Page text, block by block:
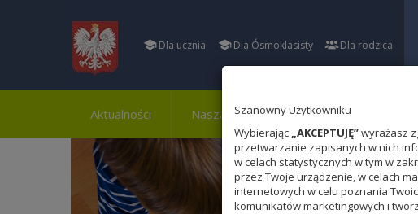
Szanowny Użytkowniku
Wybierając „AKCEPTUJĘ”wyrażasz
przetwarzanie zapisanych w nich
w celach statystycznych w tym w
przez Twoje urządzenie, w celach
internetowych w celu poznania
komunikatów marketingowych i
Dla ucznia Dla Ósmoklasisty Dla rodzica
Aktualności Nasza szkoła Osiągnięcia